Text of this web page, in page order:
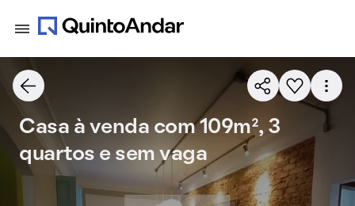
Casa à venda com 109m², 3
quartos e sem vaga